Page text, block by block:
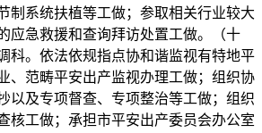
制系统扶植等工做；参取相关行业较大
应急救援和查询拜访处置工做。（十
科。依法依规指点协和谐监视有特地平
、范畴平安出产监视办理工做；组织协
以及专项督查、专项整治等工做；组织
核工做；承担市平安出产委员会办公室